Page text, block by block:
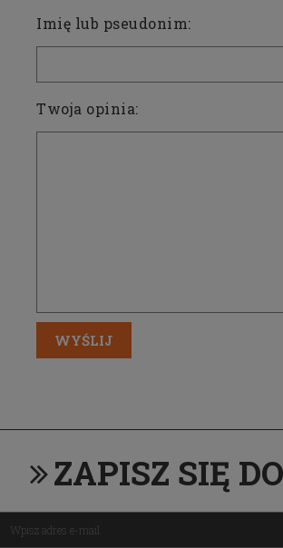
T-shirt strzelecki Beretta Stripe TS961
Blue Excell
Imię lub pseudonim:
Twoja opinia:
WYŚLIJ
ZAPISZ SIĘ